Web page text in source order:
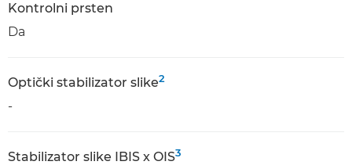
Kontrolni prsten
Da
Optički stabilizator slike2
-
Stabilizator slike IBIS x OIS3